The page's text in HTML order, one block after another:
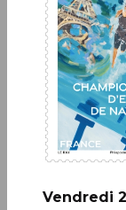
Les
Vendredi